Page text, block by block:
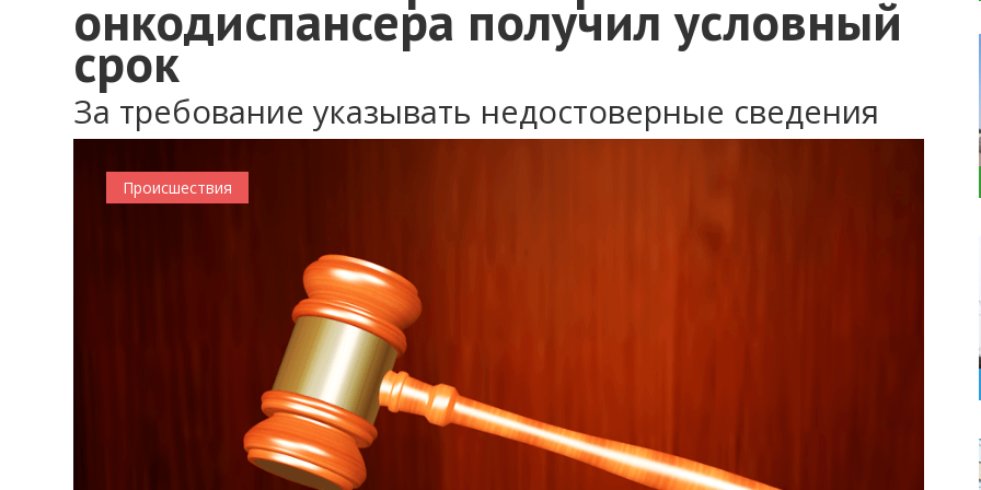
онкодиспансера получил условный
срок
За требование указывать недостоверные сведения
Происшествия